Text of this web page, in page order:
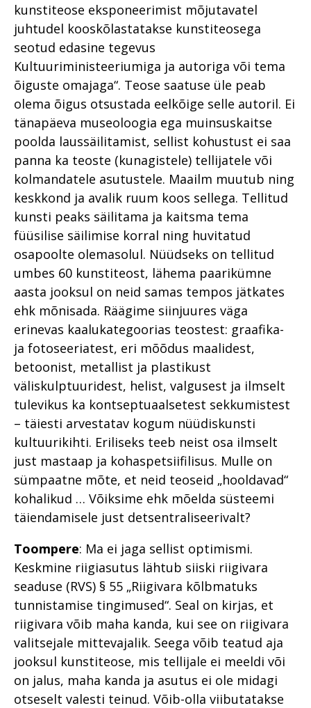
kunstiteose eksponeerimist mõjutavatel
juhtudel kooskõlastatakse kunstiteosega
seotud edasine tegevus
Kultuuriministeeriumiga ja autoriga või tema
õiguste omajaga“. Teose saatuse üle peab
olema õigus otsustada eelkõige selle autoril. Ei
tänapäeva museoloogia ega muinsuskaitse
poolda laussäilitamist, sellist kohustust ei saa
panna ka teoste (kunagistele) tellijatele või
kolmandatele asutustele. Maailm muutub ning
keskkond ja avalik ruum koos sellega. Tellitud
kunsti peaks säilitama ja kaitsma tema
füüsilise säilimise korral ning huvitatud
osapoolte olemasolul. Nüüdseks on tellitud
umbes 60 kunstiteost, lähema paarikümne
aasta jooksul on neid samas tempos jätkates
ehk mõnisada. Räägime siinjuures väga
erinevas kaalukategoorias teostest: graafika-
ja fotoseeriatest, eri mõõdus maalidest,
betoonist, metallist ja plastikust
väliskulptuuridest, helist, valgusest ja ilmselt
tulevikus ka kontseptuaalsetest sekkumistest
– täiesti arvestatav kogum nüüdiskunsti
kultuurikihti. Eriliseks teeb neist osa ilmselt
just mastaap ja kohaspetsiifilisus. Mulle on
sümpaatne mõte, et neid teoseid „hooldavad“
kohalikud … Võiksime ehk mõelda süsteemi
täiendamisele just detsentraliseerivalt?
Toompere: Ma ei jaga sellist optimismi.
Keskmine riigiasutus lähtub siiski riigivara
seaduse (RVS) § 55 „Riigivara kõlbmatuks
tunnistamise tingimused“. Seal on kirjas, et
riigivara võib maha kanda, kui see on riigivara
valitsejale mittevajalik. Seega võib teatud aja
jooksul kunstiteose, mis tellijale ei meeldi või
on jalus, maha kanda ja asutus ei ole midagi
otseselt valesti teinud. Võib-olla viibutatakse